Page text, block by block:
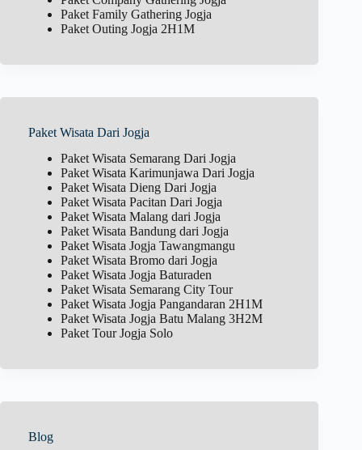
Paket Family Gathering Jogja
Paket Outing Jogja 2H1M
Paket Wisata Dari Jogja
Paket Wisata Semarang Dari Jogja
Paket Wisata Karimunjawa Dari Jogja
Paket Wisata Dieng Dari Jogja
Paket Wisata Pacitan Dari Jogja
Paket Wisata Malang dari Jogja
Paket Wisata Bandung dari Jogja
Paket Wisata Jogja Tawangmangu
Paket Wisata Bromo dari Jogja
Paket Wisata Jogja Baturaden
Paket Wisata Semarang City Tour
Paket Wisata Jogja Pangandaran 2H1M
Paket Wisata Jogja Batu Malang 3H2M
Paket Tour Jogja Solo
Blog